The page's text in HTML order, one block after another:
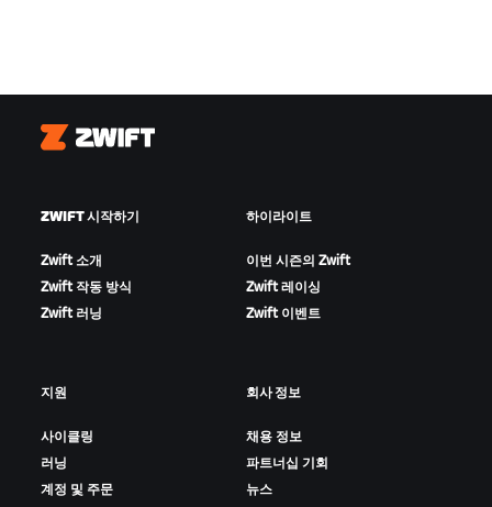
Zwift
ZWIFT 시작하기
Zwift 소개
Zwift 작동 방식
Zwift 러닝
하이라이트
이번 시즌의 Zwift
Zwift 레이싱
Zwift 이벤트
지원
사이클링
러닝
계정 및 주문
회사 정보
채용 정보
파트너십 기회
뉴스